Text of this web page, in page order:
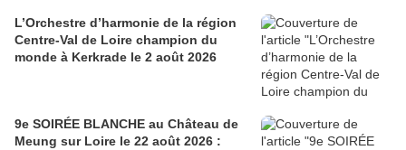
L’Orchestre d’harmonie de la région
Centre-Val de Loire champion du
monde à Kerkrade le 2 août 2026
9e SOIRÉE BLANCHE au Château de
Meung sur Loire le 22 août 2026 :